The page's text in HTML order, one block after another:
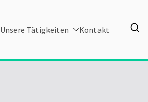
Unsere Tätigkeiten Kontakt